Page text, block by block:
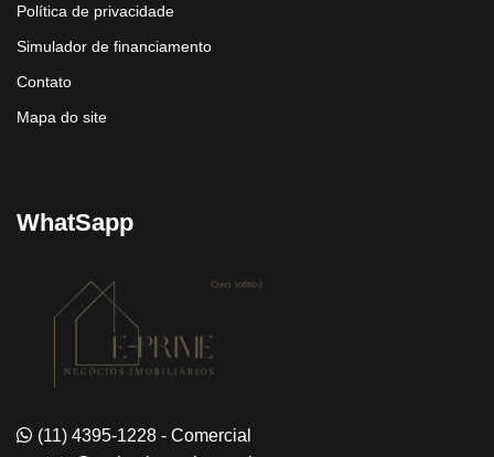
Política de privacidade
Simulador de financiamento
Contato
Mapa do site
WhatSapp
(11) 4395-1228 - Comercial